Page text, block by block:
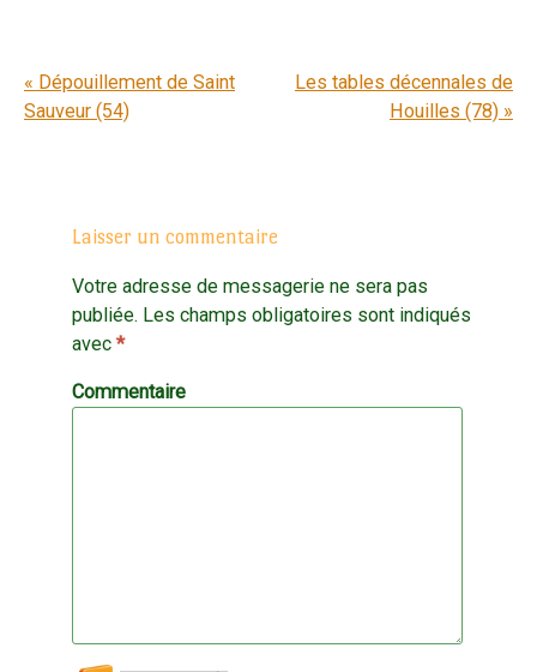
Navigation entre articles
« Dépouillement de Saint
Sauveur (54)
Les tables décennales de
Houilles (78) »
Laisser un commentaire
Votre adresse de messagerie ne sera pas
publiée. Les champs obligatoires sont indiqués
avec *
Commentaire